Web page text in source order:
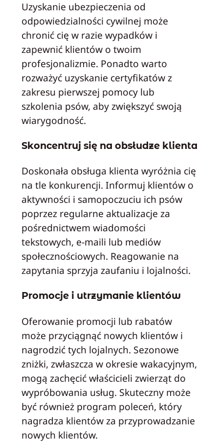
Uzyskanie ubezpieczenia od
odpowiedzialności cywilnej może
chronić cię w razie wypadków i
zapewnić klientów o twoim
profesjonalizmie. Ponadto warto
rozważyć uzyskanie certyfikatów z
zakresu pierwszej pomocy lub
szkolenia psów, aby zwiększyć swoją
wiarygodność.
Skoncentruj się na obsłudze klienta
Doskonała obsługa klienta wyróżnia cię
na tle konkurencji. Informuj klientów o
aktywności i samopoczuciu ich psów
poprzez regularne aktualizacje za
pośrednictwem wiadomości
tekstowych, e-maili lub mediów
społecznościowych. Reagowanie na
zapytania sprzyja zaufaniu i lojalności.
Promocje i utrzymanie klientów
Oferowanie promocji lub rabatów
może przyciągnąć nowych klientów i
nagrodzić tych lojalnych. Sezonowe
zniżki, zwłaszcza w okresie wakacyjnym,
mogą zachęcić właścicieli zwierząt do
wypróbowania usług. Skuteczny może
być również program poleceń, który
nagradza klientów za przyprowadzanie
nowych klientów.